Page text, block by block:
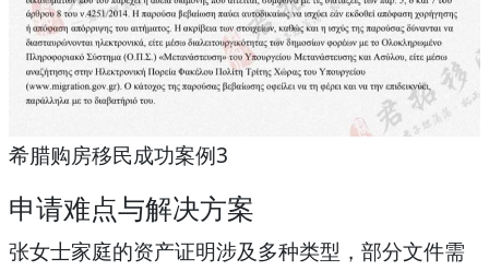
希腊购房移民成功案例3
申请难点与解决方案
张女士家庭的资产证明涉及多种类型，部分文件需